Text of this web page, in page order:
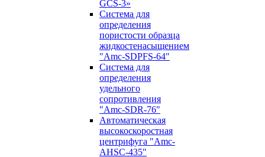
GCS-3»
Система для
определения
пористости образца
жидкостенасыщением
"Amc-SDPFS-64"
Система для
определения
удельного
сопротивления
"Amc-SDR-76"
Автоматическая
высокоскоростная
центрифуга "Amc-
AHSC-435"